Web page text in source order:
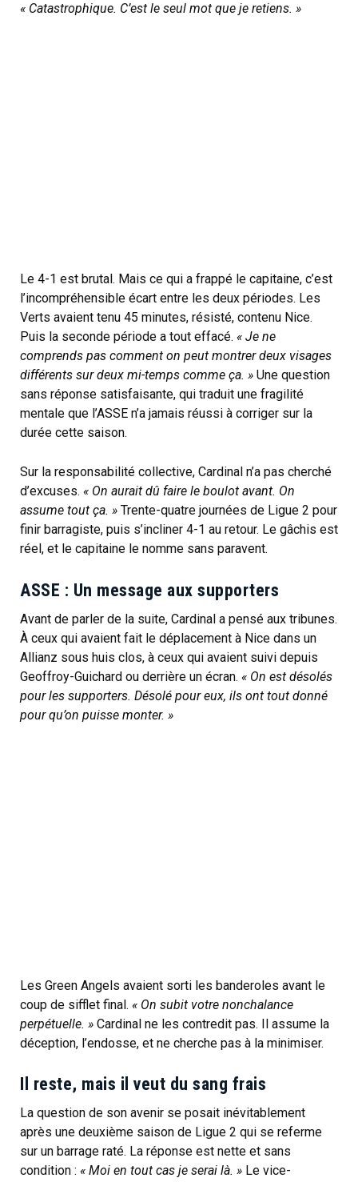
« Catastrophique. C’est le seul mot que je retiens. »
Le 4-1 est brutal. Mais ce qui a frappé le capitaine, c’est
l’incompréhensible écart entre les deux périodes. Les
Verts avaient tenu 45 minutes, résisté, contenu Nice.
Puis la seconde période a tout effacé. « Je ne
comprends pas comment on peut montrer deux visages
différents sur deux mi-temps comme ça. » Une question
sans réponse satisfaisante, qui traduit une fragilité
mentale que l’ASSE n’a jamais réussi à corriger sur la
durée cette saison.
Sur la responsabilité collective, Cardinal n’a pas cherché
d’excuses. « On aurait dû faire le boulot avant. On
assume tout ça. » Trente-quatre journées de Ligue 2 pour
finir barragiste, puis s’incliner 4-1 au retour. Le gâchis est
réel, et le capitaine le nomme sans paravent.
ASSE : Un message aux supporters
Avant de parler de la suite, Cardinal a pensé aux tribunes.
À ceux qui avaient fait le déplacement à Nice dans un
Allianz sous huis clos, à ceux qui avaient suivi depuis
Geoffroy-Guichard ou derrière un écran. « On est désolés
pour les supporters. Désolé pour eux, ils ont tout donné
pour qu’on puisse monter. »
Les Green Angels avaient sorti les banderoles avant le
coup de sifflet final. « On subit votre nonchalance
perpétuelle. » Cardinal ne les contredit pas. Il assume la
déception, l’endosse, et ne cherche pas à la minimiser.
Il reste, mais il veut du sang frais
La question de son avenir se posait inévitablement
après une deuxième saison de Ligue 2 qui se referme
sur un barrage raté. La réponse est nette et sans
condition : « Moi en tout cas je serai là. » Le vice-